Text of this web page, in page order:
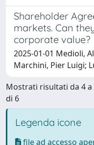
Shareholder
markets. Can
corporate value?
2025-01-01 Medioli,
Marchini, Pier Luigi;
Mostrati risultati da 4 a
di 6
Legenda icone
file ad accesso